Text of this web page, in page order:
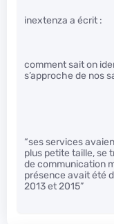
inextenza a écrit :
comment sait on
s’approche de nos
“ses services
plus petite taille, se
de communication
présence avait été
2013 et 2015”